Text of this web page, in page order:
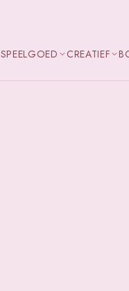
SPEELGOED CREATIEF